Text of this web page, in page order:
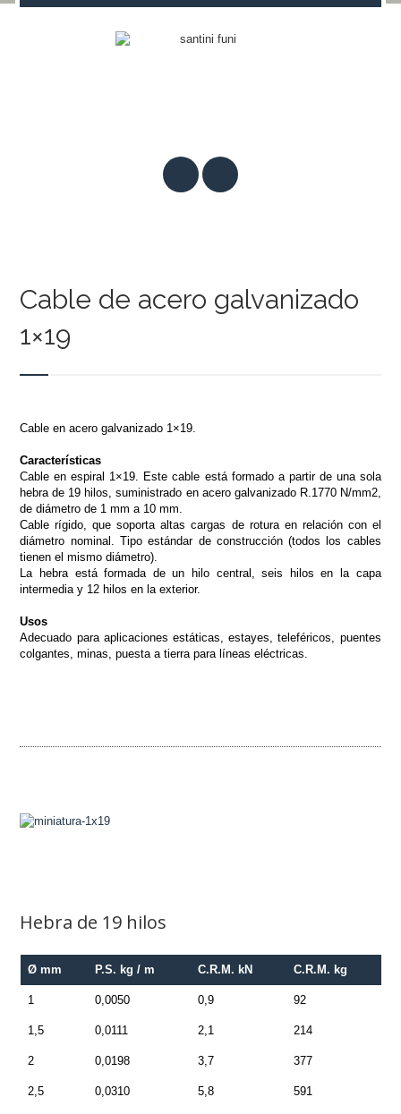
Cable de acero galvanizado
1×19
Cable en acero galvanizado 1×19.
Características
Cable en espiral 1×19. Este cable está formado a partir de una sola
hebra de 19 hilos, suministrado en acero galvanizado R.1770 N/mm2,
de diámetro de 1 mm a 10 mm.
Cable rígido, que soporta altas cargas de rotura en relación con el
diámetro nominal. Tipo estándar de construcción (todos los cables
tienen el mismo diámetro).
La hebra está formada de un hilo central, seis hilos en la capa
intermedia y 12 hilos en la exterior.
Usos
Adecuado para aplicaciones estáticas, estayes, teleféricos, puentes
colgantes, minas, puesta a tierra para líneas eléctricas.
Hebra de 19 hilos
Ø mm P.S. kg / m C.R.M. kN C.R.M. kg
1 0,0050 0,9 92
1,5 0,0111 2,1 214
2 0,0198 3,7 377
2,5 0,0310 5,8 591